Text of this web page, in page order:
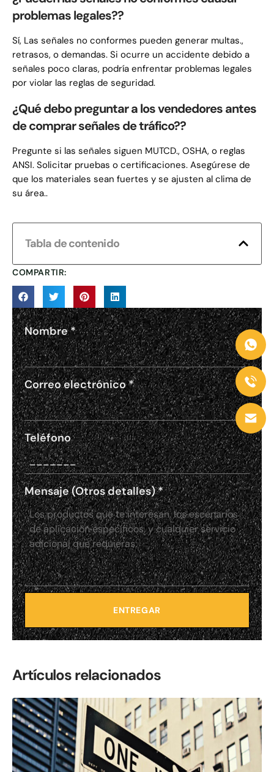
problemas legales??
Sí, Las señales no conformes pueden generar multas.,
retrasos, o demandas. Si ocurre un accidente debido a
señales poco claras, podría enfrentar problemas legales
por violar las reglas de seguridad.
¿Qué debo preguntar a los vendedores antes
de comprar señales de tráfico??
Pregunte si las señales siguen MUTCD., OSHA, o reglas
ANSI. Solicitar pruebas o certificaciones. Asegúrese de
que los materiales sean fuertes y se ajusten al clima de
su área..
Tabla de contenido
COMPARTIR:
Nombre*
Correo electrónico*
Teléfono
Mensaje (Otros detalles)*
ENTREGAR
Artículos relacionados